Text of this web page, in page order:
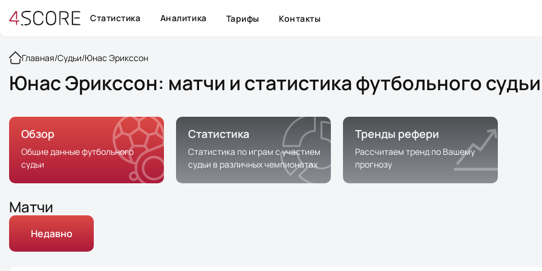
Статистика Аналитика Тарифы Контакты
Главная/Судьи/Юнас Эрикссон
Юнас Эрикссон: матчи и статистика футбольного судьи
Обзор
Общие данные футбольного
судьи
Статистика
Статистика по играм с участием
судьи в различных чемпионатах
Тренды рефери
Рассчитаем тренд по Вашему
прогнозу
Матчи
Недавно